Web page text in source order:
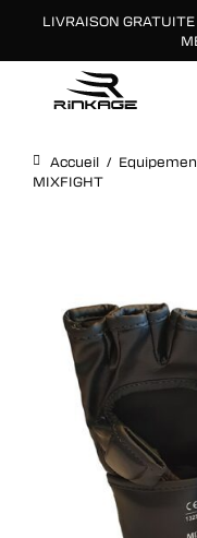
LIVRAISON
Accueil /
MIXFIGHT